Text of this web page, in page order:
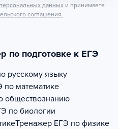
данных и принимаете
соглашения.
по подготовке к ЕГЭ
русскому языку
по математике
обществознанию
по биологии
Тренажер ЕГЭ по физике